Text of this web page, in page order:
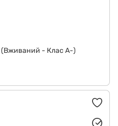
(Вживаний - Клас A-)